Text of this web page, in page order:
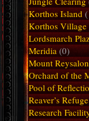
Korthos Island
Korthos Village
Lordsmarch
Meridia(0)
Mount Reysalon
Orchard of the
Pool of
Reaver’s Refuge
Research